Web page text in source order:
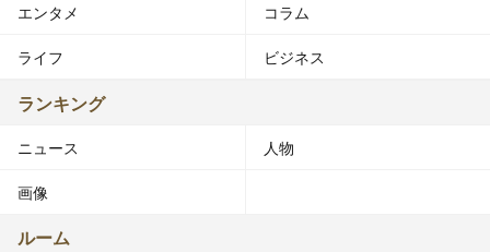
エンタメ コラム
ライフ ビジネス
ランキング
ニュース 人物
画像
ルーム